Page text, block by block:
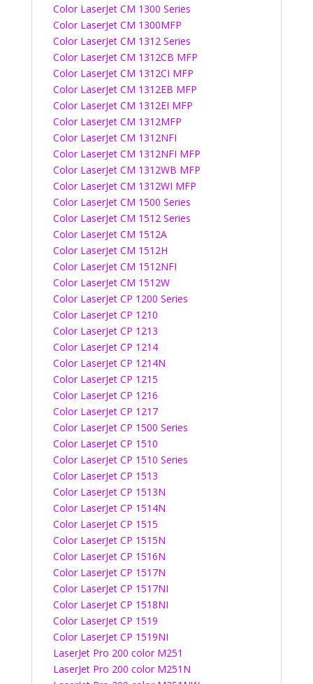
Color LaserJet CM 1300 Series
Color LaserJet CM 1300MFP
Color LaserJet CM 1312 Series
Color LaserJet CM 1312CB MFP
Color LaserJet CM 1312CI MFP
Color LaserJet CM 1312EB MFP
Color LaserJet CM 1312EI MFP
Color LaserJet CM 1312MFP
Color LaserJet CM 1312NFI
Color LaserJet CM 1312NFI MFP
Color LaserJet CM 1312WB MFP
Color LaserJet CM 1312WI MFP
Color LaserJet CM 1500 Series
Color LaserJet CM 1512 Series
Color LaserJet CM 1512A
Color LaserJet CM 1512H
Color LaserJet CM 1512NFI
Color LaserJet CM 1512W
Color LaserJet CP 1200 Series
Color LaserJet CP 1210
Color LaserJet CP 1213
Color LaserJet CP 1214
Color LaserJet CP 1214N
Color LaserJet CP 1215
Color LaserJet CP 1216
Color LaserJet CP 1217
Color LaserJet CP 1500 Series
Color LaserJet CP 1510
Color LaserJet CP 1510 Series
Color LaserJet CP 1513
Color LaserJet CP 1513N
Color LaserJet CP 1514N
Color LaserJet CP 1515
Color LaserJet CP 1515N
Color LaserJet CP 1516N
Color LaserJet CP 1517N
Color LaserJet CP 1517NI
Color LaserJet CP 1518NI
Color LaserJet CP 1519
Color LaserJet CP 1519NI
LaserJet Pro 200 color M251
LaserJet Pro 200 color M251N